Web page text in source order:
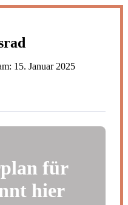
15. Januar 2025
für
hier